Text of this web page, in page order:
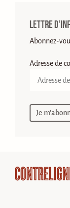
Lettre
Abonnez-
Adresse de